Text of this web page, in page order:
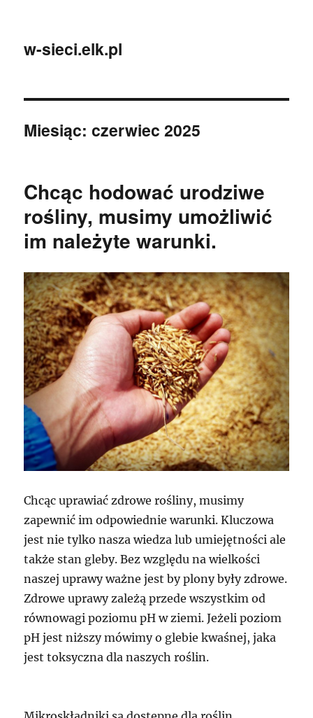
w-sieci.elk.pl
Miesiąc:czerwiec 2025
Chcąc hodować urodziwe
rośliny, musimy umożliwić
im należyte warunki.
Chcąc uprawiać zdrowe rośliny, musimy
zapewnić im odpowiednie warunki. Kluczowa
jest nie tylko nasza wiedza lub umiejętności ale
także stan gleby. Bez względu na wielkości
naszej uprawy ważne jest by plony były zdrowe.
Zdrowe uprawy zależą przede wszystkim od
równowagi poziomu pH w ziemi. Jeżeli poziom
pH jest niższy mówimy o glebie kwaśnej, jaka
jest toksyczna dla naszych roślin.